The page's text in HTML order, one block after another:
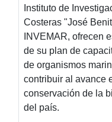
Instituto de
Costeras "José
INVEMAR, ofrecen
de su plan de
de organismos
contribuir al avance
conservación de la
del país.